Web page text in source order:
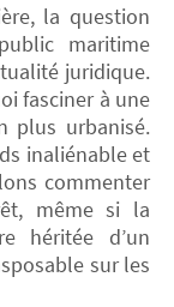
la question
maritime
juridique.
fasciner à une
plus urbanisé.
inaliénable et
commenter
même si la
héritée d’un
sur les